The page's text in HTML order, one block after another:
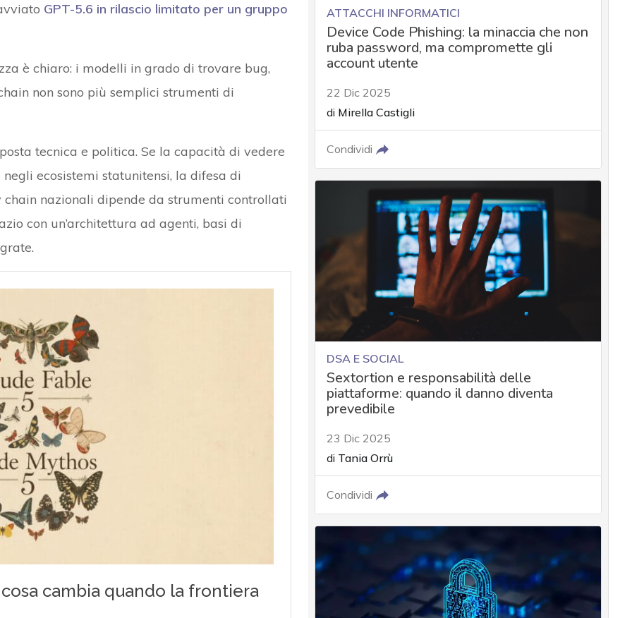
GPT-5.6 in rilascio limitato per un gruppo
è chiaro: i modelli in grado di trovare bug,
non sono più semplici strumenti di
tecnica e politica. Se la capacità di vedere
ecosistemi statunitensi, la difesa di
nazionali dipende da strumenti controllati
con un’architettura ad agenti, basi di
ATTACCHI INFORMATICI
Device Code Phishing: la minaccia che non
ruba password, ma compromette gli
account utente
22 Dic 2025
di Mirella Castigli
Condividi
DSA E SOCIAL
Sextortion e responsabilità delle
piattaforme: quando il danno diventa
prevedibile
23 Dic 2025
di Tania Orrù
Condividi